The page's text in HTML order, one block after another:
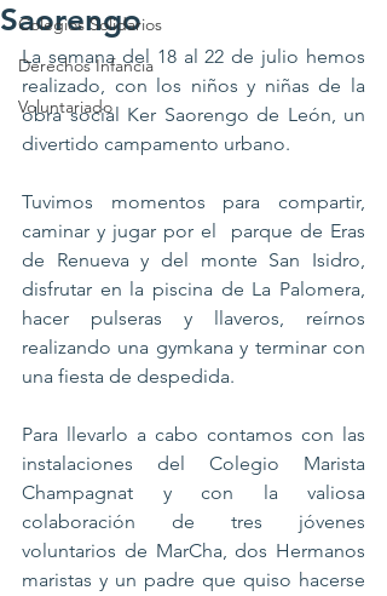
Colegios Solidarios
Derechos Infancia
Voluntariado
Saorengo
La semana del 18 al 22 de julio hemos
realizado, con los niños y niñas de la
obra social Ker Saorengo de León, un
divertido campamento urbano.
Tuvimos momentos para compartir,
caminar y jugar por el  parque de Eras
de Renueva y del monte San Isidro,
disfrutar en la piscina de La Palomera,
hacer pulseras y llaveros, reírnos
realizando una gymkana y terminar con
una fiesta de despedida.
Para llevarlo a cabo contamos con las
instalaciones del Colegio Marista
Champagnat y con la valiosa
colaboración de tres jóvenes
voluntarios de MarCha, dos Hermanos
maristas y un padre que quiso hacerse